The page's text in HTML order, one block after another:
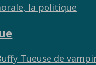
la politique
Tueuse de